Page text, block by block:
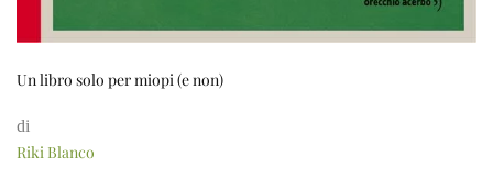
Un libro solo per miopi (e non)
di
Riki Blanco